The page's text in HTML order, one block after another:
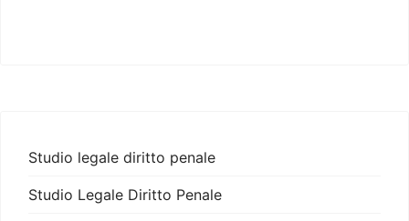
Studio legale diritto penale
Studio Legale Diritto Penale